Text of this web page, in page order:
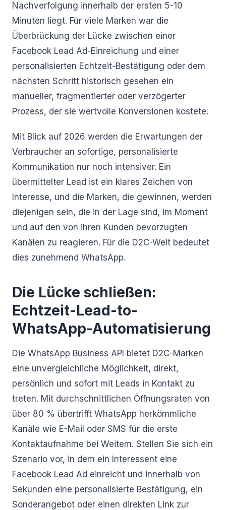
Nachverfolgung innerhalb der ersten 5-10
Minuten liegt. Für viele Marken war die
Überbrückung der Lücke zwischen einer
Facebook Lead Ad-Einreichung und einer
personalisierten Echtzeit-Bestätigung oder dem
nächsten Schritt historisch gesehen ein
manueller, fragmentierter oder verzögerter
Prozess, der sie wertvolle Konversionen kostete.
Mit Blick auf 2026 werden die Erwartungen der
Verbraucher an sofortige, personalisierte
Kommunikation nur noch intensiver. Ein
übermittelter Lead ist ein klares Zeichen von
Interesse, und die Marken, die gewinnen, werden
diejenigen sein, die in der Lage sind, im Moment
und auf den von ihren Kunden bevorzugten
Kanälen zu reagieren. Für die D2C-Welt bedeutet
dies zunehmend WhatsApp.
Die Lücke schließen:
Echtzeit-Lead-to-
WhatsApp-Automatisierung
Die WhatsApp Business API bietet D2C-Marken
eine unvergleichliche Möglichkeit, direkt,
persönlich und sofort mit Leads in Kontakt zu
treten. Mit durchschnittlichen Öffnungsraten von
über 80 % übertrifft WhatsApp herkömmliche
Kanäle wie E-Mail oder SMS für die erste
Kontaktaufnahme bei Weitem. Stellen Sie sich ein
Szenario vor, in dem ein Interessent eine
Facebook Lead Ad einreicht und innerhalb von
Sekunden eine personalisierte Bestätigung, ein
Sonderangebot oder einen direkten Link zur